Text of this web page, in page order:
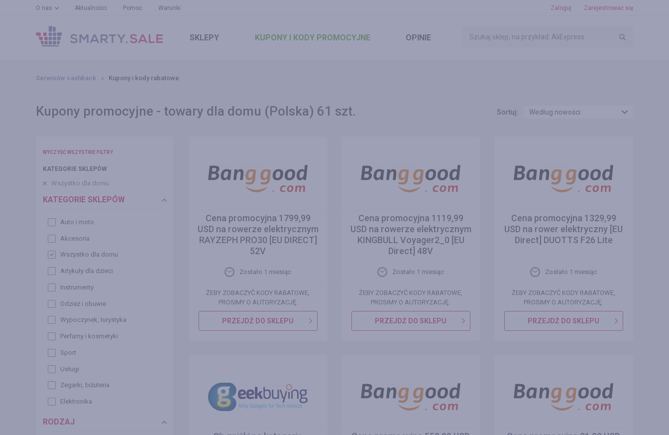
O nas Aktualności Pomoc Warunki Zaloguj Zarejestrować się
SKLEPY KUPONYI KODY PROMOCYJNE OPINIE
Serwisów cashback Kupony i kody rabatowe
Kupony promocyjne - towary dla domu (Polska) 61 szt. Sortuj: Według nowości
WYCZYŚĆ WSZYSTKIE FILTRY
KATEGORIE SKLEPÓW
Wszystko dla domu
KATEGORIE SKLEPÓW
Auto i moto
Akcesoria
Wszystko dla domu
Artykuły dla dzieci
Instrumenty
Odzież i obuwie
Wypoczynek, turystyka
Perfumy i kosmetyki
Sport
Usługi
Zegarki, biżuteria
Elektronika
RODZAJ
Cena promocyjna 1799,99
USD na rowerze elektrycznym
RAYZEPH PRO30 [EU DIRECT]
52V
Zostało 1 miesiąc
ŻEBY ZOBACZYĆ KODY RABATOWE,
PROSIMY O AUTORYZACJĘ.
PRZEJDŹ DO SKLEPU
Cena promocyjna 1119,99
USD na rowerze elektrycznym
KINGBULL Voyager2_0 [EU
Direct] 48V
Zostało 1 miesiąc
ŻEBY ZOBACZYĆ KODY RABATOWE,
PROSIMY O AUTORYZACJĘ.
PRZEJDŹ DO SKLEPU
Cena promocyjna 1329,99
USD na rower elektryczny [EU
Direct] DUOTTS F26 Lite
Zostało 1 miesiąc
ŻEBY ZOBACZYĆ KODY RABATOWE,
PROSIMY O AUTORYZACJĘ.
PRZEJDŹ DO SKLEPU